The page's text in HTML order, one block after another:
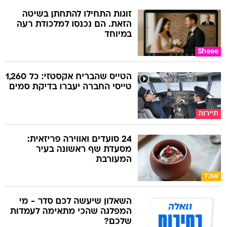
Sheee
זוגות התחילו להתחתן בשיטה
הזאת. הם נכנסו למלכודת רעה
במיוחד
תיירות
הטייס שהבריח אקסטזי: כל 1,260
טייסי החברה יעברו בדיקת סמים
אוכל
24 סועדים ואווירה פריזאית:
מסעדת שף ראשונה בעיר
המעורבת
השאלון שיעשה לכם סדר - מי
המפלגה שהכי מתאימה לעמדות
שלכם?